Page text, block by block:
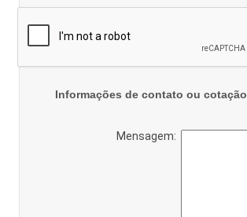
Informações de contato ou cotação
Mensagem: